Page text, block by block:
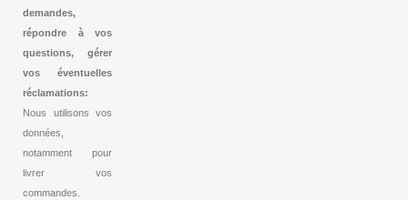
demandes,
répondre à vos
questions, gérer
vos éventuelles
réclamations:
Nous utilisons vos
données,
notamment pour
livrer vos
commandes.